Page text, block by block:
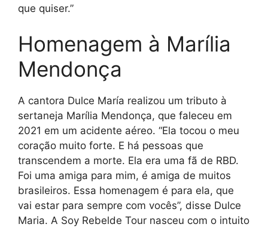
que quiser.”
Homenagem à Marília
Mendonça
A cantora Dulce María realizou um tributo à
sertaneja Marília Mendonça, que faleceu em
2021 em um acidente aéreo. “Ela tocou o meu
coração muito forte. E há pessoas que
transcendem a morte. Ela era uma fã de RBD.
Foi uma amiga para mim, é amiga de muitos
brasileiros. Essa homenagem é para ela, que
vai estar para sempre com vocês”, disse Dulce
Maria. A Soy Rebelde Tour nasceu com o intuito